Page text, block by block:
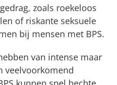
zoals roekeloos
of riskante seksuele
bij mensen met BPS.
van intense maar
veelvoorkomend